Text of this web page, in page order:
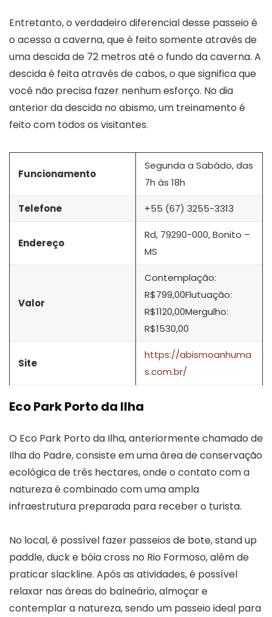
Entretanto, o verdadeiro diferencial desse passeio é
o acesso a caverna, que é feito somente através de
uma descida de 72 metros até o fundo da caverna. A
descida é feita através de cabos, o que significa que
você não precisa fazer nenhum esforço. No dia
anterior da descida no abismo, um treinamento é
feito com todos os visitantes.
Funcionamento
Segunda a Sabádo, das
7h às 18h
Telefone +55 (67) 3255-3313
Endereço
Rd, 79290-000, Bonito –
MS
Valor
Contemplação:
R$799,00Flutuação:
R$1120,00Mergulho:
R$1530,00
Site
https://abismoanhuma
s.com.br/
Eco Park Porto da Ilha
O Eco Park Porto da Ilha, anteriormente chamado de
Ilha do Padre, consiste em uma área de conservação
ecológica de três hectares, onde o contato com a
natureza é combinado com uma ampla
infraestrutura preparada para receber o turista.
No local, é possível fazer passeios de bote, stand up
paddle, duck e bóia cross no Rio Formoso, além de
praticar slackline. Após as atividades, é possível
relaxar nas áreas do balneário, almoçar e
contemplar a natureza, sendo um passeio ideal para